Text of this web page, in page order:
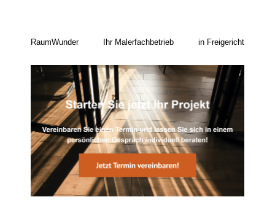
RaumWunder Ihr Malerfachbetrieb in Freigericht